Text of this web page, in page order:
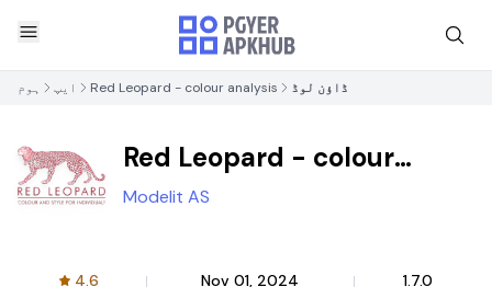
ہوم ایپ Red Leopard - colour analysis ڈاؤن لوڈ
Red Leopard - colour
analysis
Modelit AS
4.6 Nov 01, 2024 1.7.0